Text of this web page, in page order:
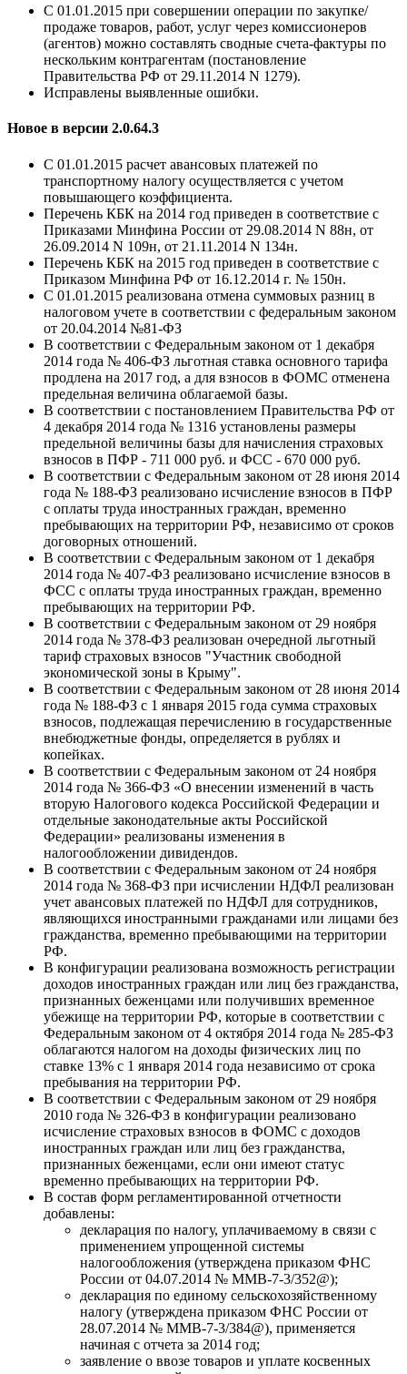
С 01.01.2015 при совершении операции по закупке/
продаже товаров, работ, услуг через комиссионеров
(агентов) можно составлять сводные счета-фактуры по
нескольким контрагентам (постановление
Правительства РФ от 29.11.2014 N 1279).
Исправлены выявленные ошибки.
Новое в версии 2.0.64.3
С 01.01.2015 расчет авансовых платежей по
транспортному налогу осуществляется с учетом
повышающего коэффициента.
Перечень КБК на 2014 год приведен в соответствие с
Приказами Минфина России от 29.08.2014 N 88н, от
26.09.2014 N 109н, от 21.11.2014 N 134н.
Перечень КБК на 2015 год приведен в соответствие с
Приказом Минфина РФ от 16.12.2014 г. № 150н.
С 01.01.2015 реализована отмена суммовых разниц в
налоговом учете в соответствии с федеральным законом
от 20.04.2014 №81-ФЗ
В соответствии с Федеральным законом от 1 декабря
2014 года № 406-ФЗ льготная ставка основного тарифа
продлена на 2017 год, а для взносов в ФОМС отменена
предельная величина облагаемой базы.
В соответствии с постановлением Правительства РФ от
4 декабря 2014 года № 1316 установлены размеры
предельной величины базы для начисления страховых
взносов в ПФР - 711 000 руб. и ФСС - 670 000 руб.
В соответствии с Федеральным законом от 28 июня 2014
года № 188-ФЗ реализовано исчисление взносов в ПФР
с оплаты труда иностранных граждан, временно
пребывающих на территории РФ, независимо от сроков
договорных отношений.
В соответствии с Федеральным законом от 1 декабря
2014 года № 407-ФЗ реализовано исчисление взносов в
ФСС с оплаты труда иностранных граждан, временно
пребывающих на территории РФ.
В соответствии с Федеральным законом от 29 ноября
2014 года № 378-ФЗ реализован очередной льготный
тариф страховых взносов "Участник свободной
экономической зоны в Крыму".
В соответствии с Федеральным законом от 28 июня 2014
года № 188-ФЗ с 1 января 2015 года сумма страховых
взносов, подлежащая перечислению в государственные
внебюджетные фонды, определяется в рублях и
копейках.
В соответствии с Федеральным законом от 24 ноября
2014 года № 366-ФЗ «О внесении изменений в часть
вторую Налогового кодекса Российской Федерации и
отдельные законодательные акты Российской
Федерации» реализованы изменения в
налогообложении дивидендов.
В соответствии с Федеральным законом от 24 ноября
2014 года № 368-ФЗ при исчислении НДФЛ реализован
учет авансовых платежей по НДФЛ для сотрудников,
являющихся иностранными гражданами или лицами без
гражданства, временно пребывающими на территории
РФ.
В конфигурации реализована возможность регистрации
доходов иностранных граждан или лиц без гражданства,
признанных беженцами или получивших временное
убежище на территории РФ, которые в соответствии с
Федеральным законом от 4 октября 2014 года № 285-ФЗ
облагаются налогом на доходы физических лиц по
ставке 13% с 1 января 2014 года независимо от срока
пребывания на территории РФ.
В соответствии с Федеральным законом от 29 ноября
2010 года № 326-ФЗ в конфигурации реализовано
исчисление страховых взносов в ФОМС с доходов
иностранных граждан или лиц без гражданства,
признанных беженцами, если они имеют статус
временно пребывающих на территории РФ.
В состав форм регламентированной отчетности
добавлены:
декларация по налогу, уплачиваемому в связи с
применением упрощенной системы
налогообложения (утверждена приказом ФНС
России от 04.07.2014 № ММВ-7-3/352@);
декларация по единому сельскохозяйственному
налогу (утверждена приказом ФНС России от
28.07.2014 № ММВ-7-3/384@), применяется
начиная с отчета за 2014 год;
заявление о ввозе товаров и уплате косвенных